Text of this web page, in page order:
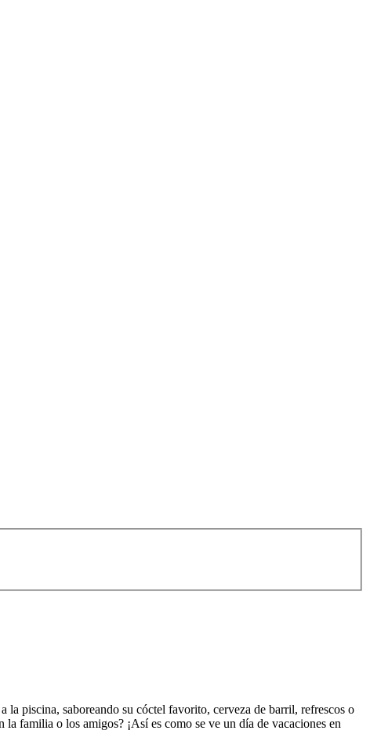
la piscina, saboreando su cóctel favorito, cerveza de barril, refrescos o
familia o los amigos? ¡Así es como se ve un día de vacaciones en